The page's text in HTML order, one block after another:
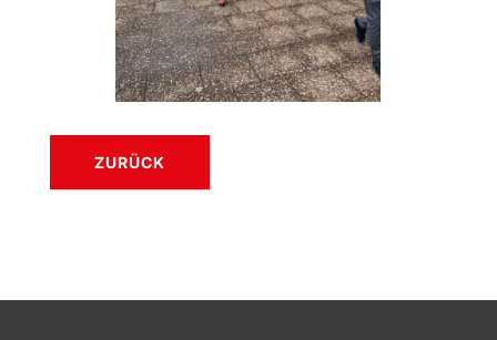
ZURÜCK